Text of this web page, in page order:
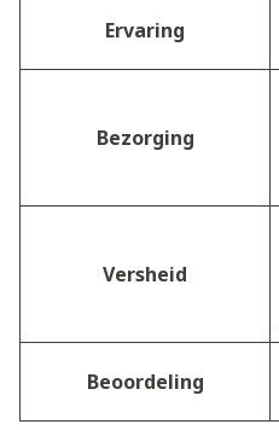
Ervaring
Bezorging
Versheid
Beoordeling